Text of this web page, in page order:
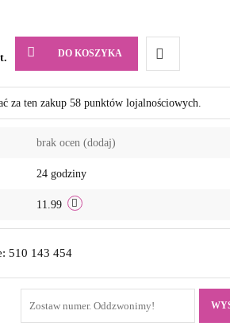
DO KOSZYKA
Do
przechowalni
za ten zakup 58 punktów lojalnościowych.
brak ocen (dodaj)
24 godziny
11.99
510 143 454